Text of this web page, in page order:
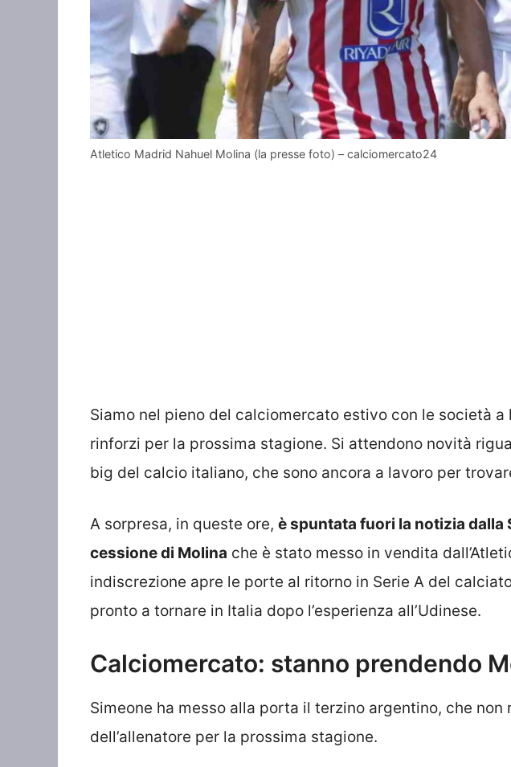
Atletico Madrid Nahuel Molina (la presse foto) – calciomercato24
Siamo nel pieno del calciomercato estivo con le società a
rinforzi per la prossima stagione. Si attendono novità
big del calcio italiano, che sono ancora a lavoro per
A sorpresa, in queste ore, è spuntata fuori la notizia dalla
cessione di Molina che è stato messo in vendita
indiscrezione apre le porte al ritorno in Serie A del
pronto a tornare in Italia dopo l’esperienza all’Udinese.
Calciomercato: stanno prendendo
Simeone ha messo alla porta il terzino argentino, che non
dell’allenatore per la prossima stagione.